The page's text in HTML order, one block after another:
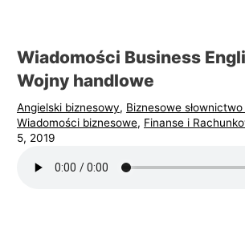
Wiadomości Business
Wojny handlowe
Angielski biznesowy, Biznesowe
Wiadomości biznesowe, Finanse i
5, 2019
a
a
n
g